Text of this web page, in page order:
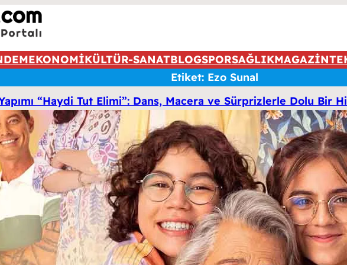
EKONOMİKÜLTÜR-SANATBLOGSPORSAĞLIKMAGAZİN
Etiket: Ezo Sunal
“Haydi Tut Elimi”: Dans, Macera ve Sürprizlerle Dolu Bir